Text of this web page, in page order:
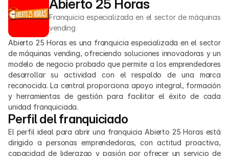
Abierto 25 Horas
Franquicia especializada en el sector de máquinas
vending
Abierto 25 Horas es una franquicia especializada en el sector
de máquinas vending, ofreciendo soluciones innovadoras y un
modelo de negocio probado que permite a los emprendedores
desarrollar su actividad con el respaldo de una marca
reconocida. La central proporciona apoyo integral, formación
y herramientas de gestión para facilitar el éxito de cada
unidad franquiciada.
Perfil del franquiciado
El perfil ideal para abrir una franquicia Abierto 25 Horas está
dirigido a personas emprendedoras, con actitud proactiva,
capacidad de liderazgo y pasión por ofrecer un servicio de